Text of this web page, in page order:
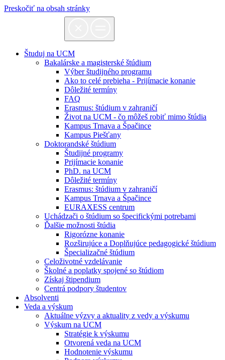
Preskočiť na obsah stránky
Študuj na UCM
Bakalárske a magisterské štúdium
Výber študijného programu
Ako to celé prebieha - Prijímacie konanie
Dôležité termíny
FAQ
Erasmus: štúdium v zahraničí
Život na UCM - čo môžeš robiť mimo štúdia
Kampus Trnava a Špačince
Kampus Piešťany
Doktorandské štúdium
Študijné programy
Prijímacie konanie
PhD. na UCM
Dôležité termíny
Erasmus: štúdium v zahraničí
Kampus Trnava a Špačince
EURAXESS centrum
Uchádzači o štúdium so špecifickými potrebami
Ďalšie možnosti štúdia
Rigorózne konanie
Rozširujúce a Doplňujúce pedagogické štúdium
Špecializačné štúdium
Celoživotné vzdelávanie
Školné a poplatky spojené so štúdiom
Získaj štipendium
Centrá podpory študentov
Absolventi
Veda a výskum
Aktuálne výzvy a aktuality z vedy a výskumu
Výskum na UCM
Stratégie k výskumu
Otvorená veda na UCM
Hodnotenie výskumu